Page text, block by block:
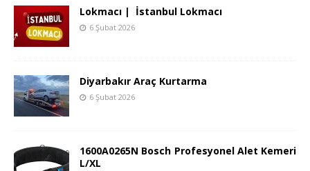
Lokmacı | İstanbul Lokmacı
6 Şubat 2026
Diyarbakır Araç Kurtarma
6 Şubat 2026
1600A0265N Bosch Profesyonel Alet Kemeri
L/XL